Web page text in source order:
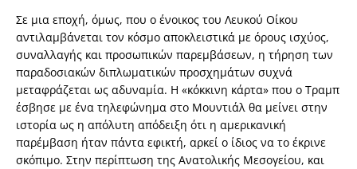
Σε μια εποχή, όμως, που ο ένοικος του Λευκού Οίκου
αντιλαμβάνεται τον κόσμο αποκλειστικά με όρους ισχύος,
συναλλαγής και προσωπικών παρεμβάσεων, η τήρηση των
παραδοσιακών διπλωματικών προσχημάτων συχνά
μεταφράζεται ως αδυναμία. Η «κόκκινη κάρτα» που ο Τραμπ
έσβησε με ένα τηλεφώνημα στο Μουντιάλ θα μείνει στην
ιστορία ως η απόλυτη απόδειξη ότι η αμερικανική
παρέμβαση ήταν πάντα εφικτή, αρκεί ο ίδιος να το έκρινε
σκόπιμο. Στην περίπτωση της Ανατολικής Μεσογείου, και